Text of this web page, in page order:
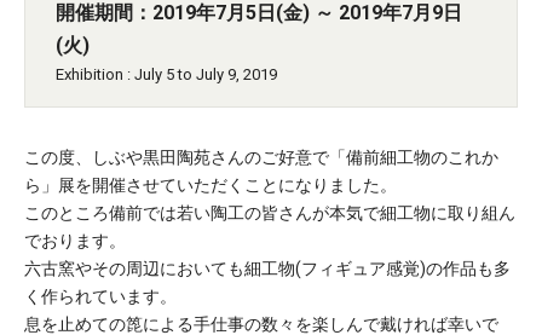
開催期間：2019年7月5日(金) ～ 2019年7月9日
(火)
Exhibition : July 5 to July 9, 2019
この度、しぶや黒田陶苑さんのご好意で「備前細工物のこれか
ら」展を開催させていただくことになりました。
このところ備前では若い陶工の皆さんが本気で細工物に取り組ん
でおります。
六古窯やその周辺においても細工物(フィギュア感覚)の作品も多
く作られています。
息を止めての箆による手仕事の数々を楽しんで戴ければ幸いで